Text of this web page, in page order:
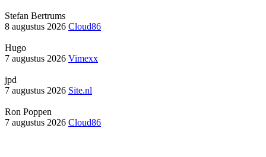
Stefan Bertrums
8 augustus 2026 Cloud86
Hugo
7 augustus 2026 Vimexx
jpd
7 augustus 2026 Site.nl
Ron Poppen
7 augustus 2026 Cloud86